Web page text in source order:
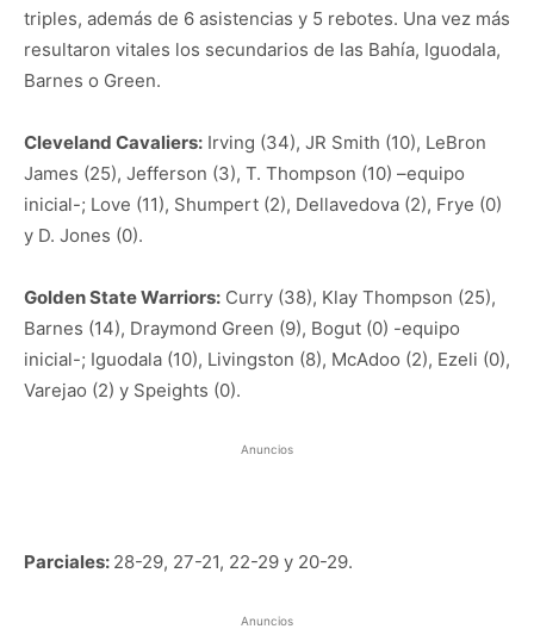
triples, además de 6 asistencias y 5 rebotes. Una vez más
resultaron vitales los secundarios de las Bahía, Iguodala,
Barnes o Green.
Cleveland Cavaliers: Irving (34), JR Smith (10), LeBron
James (25), Jefferson (3), T. Thompson (10) –equipo
inicial-; Love (11), Shumpert (2), Dellavedova (2), Frye (0)
y D. Jones (0).
Golden State Warriors: Curry (38), Klay Thompson (25),
Barnes (14), Draymond Green (9), Bogut (0) -equipo
inicial-; Iguodala (10), Livingston (8), McAdoo (2), Ezeli (0),
Varejao (2) y Speights (0).
Anuncios
Parciales: 28-29, 27-21, 22-29 y 20-29.
Anuncios